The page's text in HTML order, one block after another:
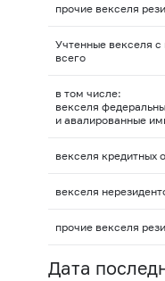
прочие векселя
Учтенные векселя
всего
в том числе:
векселя
и авалированные
векселя кредитных
векселя
прочие векселя
Дата